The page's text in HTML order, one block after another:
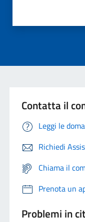
Contatta il
Leggi le
Richiedi
Chiama il
Prenota un
Problemi in